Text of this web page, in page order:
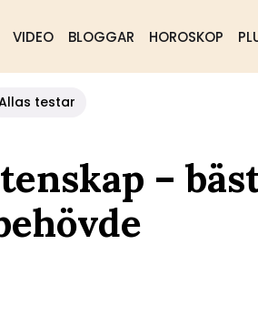
VIDEO BLOGGAR HOROSKOP
testar
–